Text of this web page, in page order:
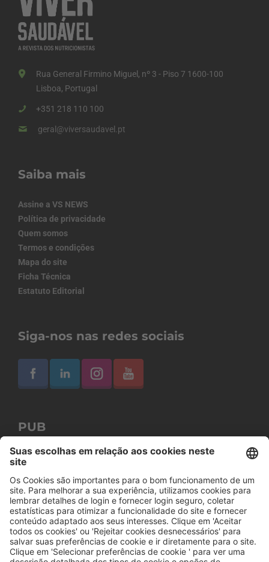
Rua General Firmino Miguel, nº 3 - Piso 7 1600-100
Lisboa, Portugal
+351 218 110 100
geral@viversaudavel.pt
Saiba mais
Assine a VS NEWS
Política de privacidade
Quem somos
Termos e condições
Mapa do site
Ficha Técnica
Estatuto Editorial
Siga-nos nas redes sociais
PUB